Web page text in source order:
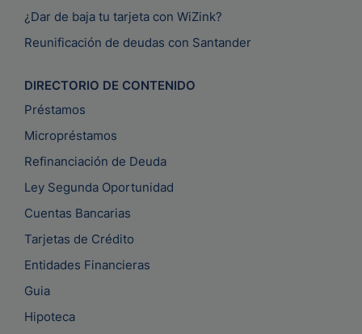
¿Dar de baja tu tarjeta con WiZink?
Reunificación de deudas con Santander
DIRECTORIO DE CONTENIDO
Préstamos
Micropréstamos
Refinanciación de Deuda
Ley Segunda Oportunidad
Cuentas Bancarias
Tarjetas de Crédito
Entidades Financieras
Guia
Hipoteca